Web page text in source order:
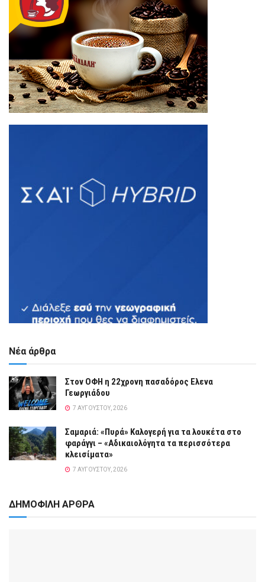
Νέα άρθρα
Στον ΟΦΗ η 22χρονη πασαδόρος Ελενα
Γεωργιάδου
7 ΑΥΓΟΎΣΤΟΥ, 2026
Σαμαριά: «Πυρά» Καλογερή για τα λουκέτα στο
φαράγγι – «Αδικαιολόγητα τα περισσότερα
κλεισίματα»
7 ΑΥΓΟΎΣΤΟΥ, 2026
ΔΗΜΟΦΙΛΗ ΑΡΘΡΑ